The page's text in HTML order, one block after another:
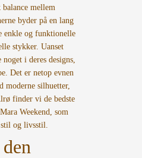
mellem
byder på en lang
enkle og funktionelle
stykker. Uanset
i deres designs,
Det er netop evnen
moderne silhuetter,
finder vi de bedste
Weekend, som
og livsstil.